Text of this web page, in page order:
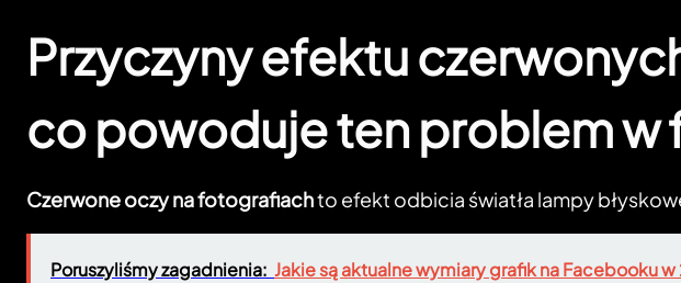
Przyczyny efektu
co powoduje ten problem
Czerwone oczy na fotografiachto efekt odbicia światła lampy
Poruszyliśmy zagadnienia: Jakie są aktualne wymiary grafik na Facebooku